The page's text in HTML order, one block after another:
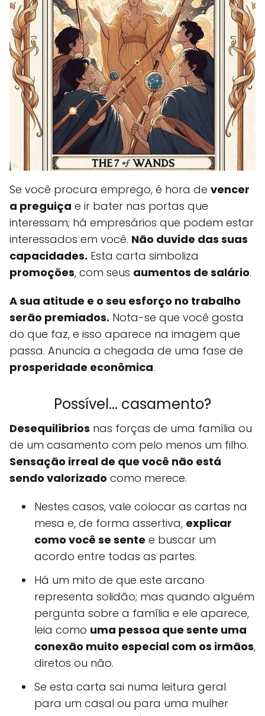
Se você procura emprego, é hora de vencer
a preguiça e ir bater nas portas que
interessam; há empresários que podem estar
interessados em você. Não duvide das suas
capacidades. Esta carta simboliza
promoções, com seus aumentos de salário.
A sua atitude e o seu esforço no trabalho
serão premiados. Nota-se que você gosta
do que faz, e isso aparece na imagem que
passa. Anuncia a chegada de uma fase de
prosperidade econômica.
Possível... casamento?
Desequilíbrios nas forças de uma família ou
de um casamento com pelo menos um filho.
Sensação irreal de que você não está
sendo valorizado como merece.
Nestes casos, vale colocar as cartas na
mesa e, de forma assertiva, explicar
como você se sente e buscar um
acordo entre todas as partes.
Há um mito de que este arcano
representa solidão; mas quando alguém
pergunta sobre a família e ele aparece,
leia como uma pessoa que sente uma
conexão muito especial com os irmãos,
diretos ou não.
Se esta carta sai numa leitura geral
para um casal ou para uma mulher